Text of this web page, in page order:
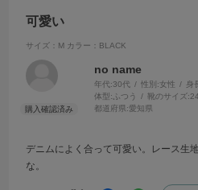
可愛い
サイズ：M カラー：BLACK
no name
年代:30代 性別:女性 身
体型: ふつう 靴のサイズ:
都道府県:愛知県
デニムによく合って可愛い。レース生
な。